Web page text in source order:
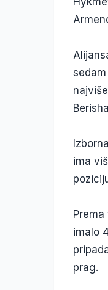
ima
imalo
prag.